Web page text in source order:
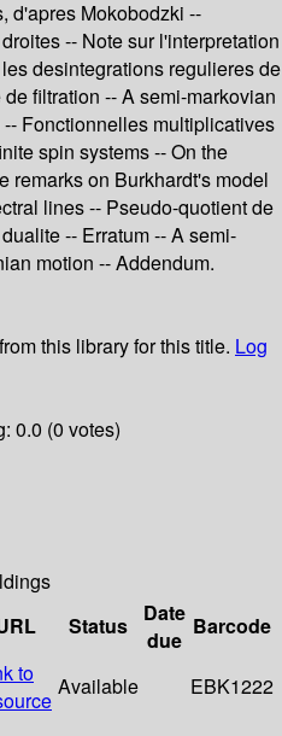
d'apres Mokobodzki --
-- Note sur l'interpretation
desintegrations regulieres de
filtration -- A semi-markovian
Fonctionnelles multiplicatives
spin systems -- On the
remarks on Burkhardt's model
lines -- Pseudo-quotient de
-- Erratum -- A semi-
motion -- Addendum.
this library for this title. Log
0.0 (0 votes)
Status
Date
due
Barcode
to
Available EBK1222